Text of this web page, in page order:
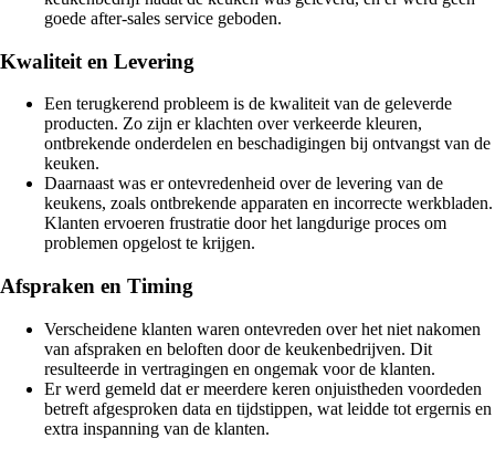
goede after-sales service geboden.
Kwaliteit en Levering
Een terugkerend probleem is de kwaliteit van de geleverde
producten. Zo zijn er klachten over verkeerde kleuren,
ontbrekende onderdelen en beschadigingen bij ontvangst van de
keuken.
Daarnaast was er ontevredenheid over de levering van de
keukens, zoals ontbrekende apparaten en incorrecte werkbladen.
Klanten ervoeren frustratie door het langdurige proces om
problemen opgelost te krijgen.
Afspraken en Timing
Verscheidene klanten waren ontevreden over het niet nakomen
van afspraken en beloften door de keukenbedrijven. Dit
resulteerde in vertragingen en ongemak voor de klanten.
Er werd gemeld dat er meerdere keren onjuistheden voordeden
betreft afgesproken data en tijdstippen, wat leidde tot ergernis en
extra inspanning van de klanten.